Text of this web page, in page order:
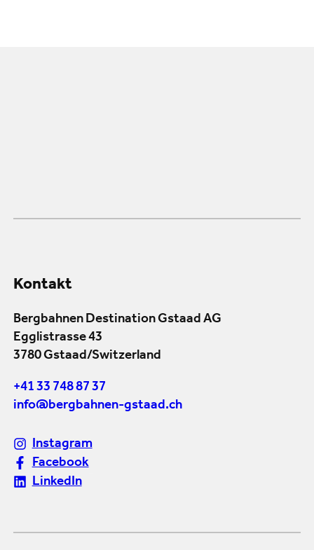
Kontakt
Bergbahnen Destination Gstaad AG
Egglistrasse 43
3780 Gstaad/Switzerland
+41 33 748 87 37
info@bergbahnen-gstaad.ch
Instagram
Facebook
LinkedIn